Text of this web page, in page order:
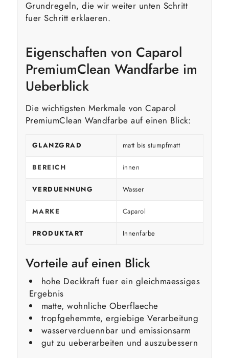
Grundregeln, die wir weiter unten Schritt
fuer Schritt erklaeren.
Eigenschaften von Caparol
PremiumClean Wandfarbe im
Ueberblick
Die wichtigsten Merkmale von Caparol
PremiumClean Wandfarbe auf einen Blick:
GLANZGRAD matt bis stumpfmatt
BEREICH innen
VERDUENNUNG Wasser
MARKE Caparol
PRODUKTART Innenfarbe
Vorteile auf einen Blick
hohe Deckkraft fuer ein gleichmaessiges
Ergebnis
matte, wohnliche Oberflaeche
tropfgehemmte, ergiebige Verarbeitung
wasserverduennbar und emissionsarm
gut zu ueberarbeiten und auszubessern